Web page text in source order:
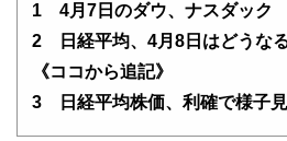
1 4月7日のダウ、ナスダック
2 日経平均、4月8日はどうな
《ココから追記》
3 日経平均株価、利確で様子